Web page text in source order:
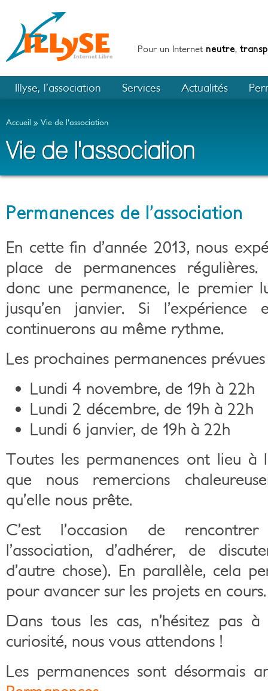
Pour un Internet neutre,
Illyse, l’association Services Actualités
Accueil Vie de l'association
Vie de l'association
Permanences de l’association
En cette fin d’année 2013, nous
place de permanences régulières.
donc une permanence, le premier
jusqu’en janvier. Si l’expérience
continuerons au même rythme.
Les prochaines permanences
Lundi 4 novembre, de 19h à 22h
Lundi 2 décembre, de 19h à 22h
Lundi 6 janvier, de 19h à 22h
Toutes les permanences ont lieu
que nous remercions
qu’elle nous prête.
C’est l’occasion de
l’association, d’adhérer, de
d’autre chose). En parallèle, cela
pour avancer sur les projets en cours.
Dans tous les cas, n’hésitez pas
curiosité, nous vous attendons !
Les permanences sont désormais